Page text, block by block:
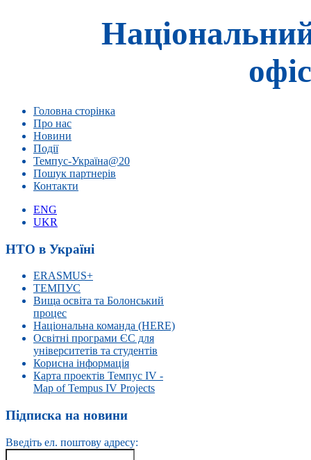
Головна сторінка
Про нас
Новини
Події
Темпус-Україна@20
Пошук партнерів
Контакти
ENG
UKR
НТО в Україні
ERASMUS+
ТЕМПУС
Вища освіта та Болонський
процес
Національна команда (HERE)
Освітні програми ЄС для
університетів та студентів
Корисна інформація
Карта проектів Темпус IV -
Map of Tempus IV Projects
Підписка на новини
Введіть ел. поштову адресу: